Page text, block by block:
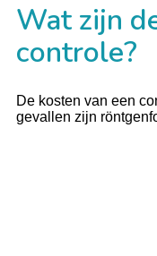
Wat zijn
controle?
De kosten van een
gevallen zijn